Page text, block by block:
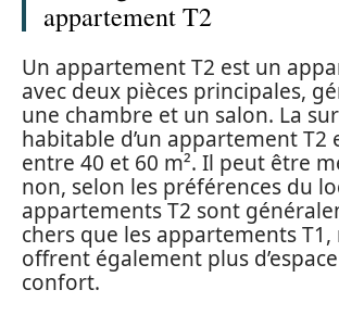
appartement T2
Un appartement T2 est un
avec deux pièces principales,
une chambre et un salon. La
habitable d’un appartement T2
entre 40 et 60 m². Il peut être
non, selon les préférences du
appartements T2 sont
chers que les appartements T1,
offrent également plus
confort.